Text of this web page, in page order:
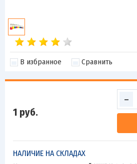
В избранное Сравнить
1 руб.
-
НАЛИЧИЕ НА СКЛАДАХ